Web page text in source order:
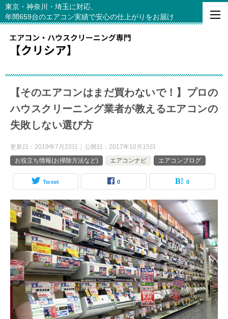
東京・神奈川・埼玉に対応、
年間659台のエアコン実績で安心の仕上がりをお届け
【そのエアコンはまだ買わないで！】プロの
ハウスクリーニング業者が教えるエアコンの
失敗しない選び方
更新日： 2019年7月23日 公開日： 2017年10月15日
お役立ち情報(お掃除方法など)
エアコンナビ エアコンブログ
Tweet 0 0